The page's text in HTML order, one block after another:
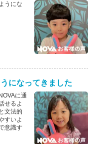
うにな
になってきました
に通
せるよ
文法的
すいよ
意識す